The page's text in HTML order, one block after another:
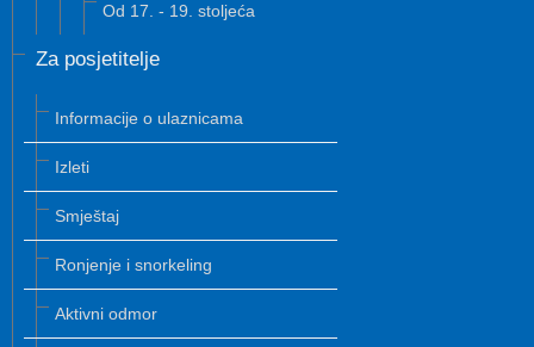
Od 17. - 19. stoljeća
Za posjetitelje
Informacije o ulaznicama
Izleti
Smještaj
Ronjenje i snorkeling
Aktivni odmor